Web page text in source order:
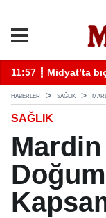
11:57 ┋ Midyat’ta
HABERLER SAĞLIK
SAĞLIK